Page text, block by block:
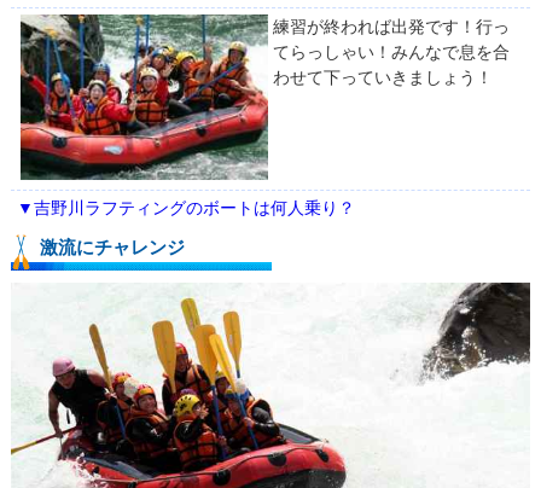
練習が終われば出発です！行っ
てらっしゃい！みんなで息を合
わせて下っていきましょう！
▼吉野川ラフティングのボートは何人乗り？
激流にチャレンジ